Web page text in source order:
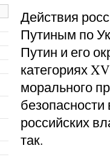
Действия
Путиным по
Путин и его
категориях
морального
российских
так.